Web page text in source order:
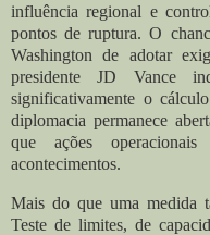
influência regional e
pontos de ruptura. O
Washington de adotar
presidente JD Vance
significativamente o
diplomacia permanece
que ações
acontecimentos.
Mais do que uma medida
Teste de limites, de